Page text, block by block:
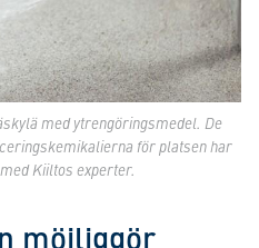
med ytrengöringsmedel. De
för platsen har
Kiiltos experter.
möjliggör